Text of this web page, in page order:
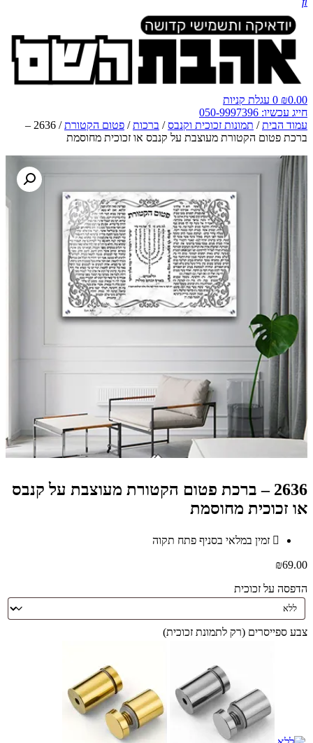
₪0.00
0 עגלת קניות
חייג עכשיו: 050-9997396
עמוד הבית/ תמונות זכוכית וקנבס/ ברכות/ פטום הקטורת
/ 2636 –
ברכת פטום הקטורת מעוצבת על קנבס או זכוכית מחוסמת
2636 – ברכת פטום הקטורת מעוצבת על קנבס
או זכוכית מחוסמת
זמין במלאי בסניף פתח תקוה
₪69.00
הדפסה על זכוכית
צבע ספייסרים (רק לתמונת זכוכית)